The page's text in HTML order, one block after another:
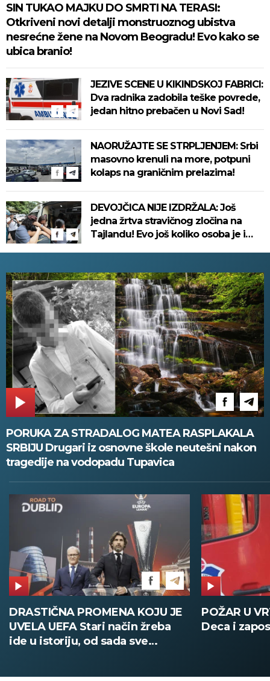
SIN TUKAO MAJKU DO SMRTI NA TERASI:
Otkriveni novi detalji monstruoznog ubistva
nesrećne žene na Novom Beogradu! Evo kako se
ubica branio!
JEZIVE SCENE U KIKINDSKOJ FABRICI:
Dva radnika zadobila teške povrede,
jedan hitno prebačen u Novi Sad!
NAORUŽAJTE SE STRPLJENJEM: Srbi
masovno krenuli na more, potpuni
kolaps na graničnim prelazima!
DEVOJČICA NIJE IZDRŽALA: Još
jedna žrtva stravičnog zločina na
Tajlandu! Evo još koliko osoba je i
PORUKA ZA STRADALOG MATEA RASPLAKALA
SRBIJU Drugari iz osnovne škole neutešni nakon
tragedije na vodopadu Tupavica
DRASTIČNA PROMENA KOJU JE
UVELA UEFA Stari način žreba
ide u istoriju, od sada sve
POŽAR U
Deca i